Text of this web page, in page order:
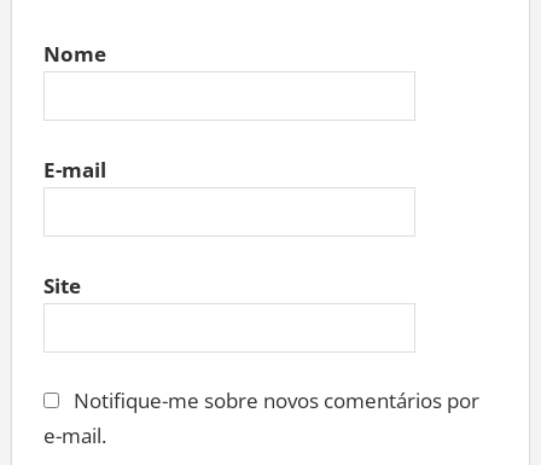
Nome
E-mail
Site
Notifique-me sobre novos comentários por
e-mail.